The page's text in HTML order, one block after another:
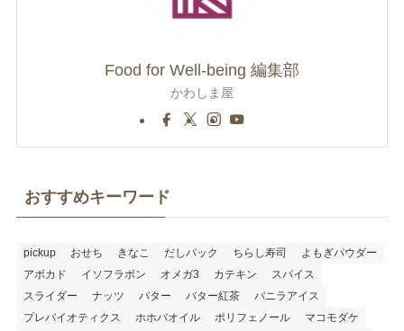
Food for Well-being 編集部
かわしま屋
おすすめキーワード
pickup おせち きなこ だしパック ちらし寿司
よもぎパウダー
アボカド
イソフラボン オメガ3 カテキン
スパイス
スライダー
ナッツ バター バター紅茶
バニラアイス
プレバイオティクス
ホホバオイル ポリフェノール
マコモダケ